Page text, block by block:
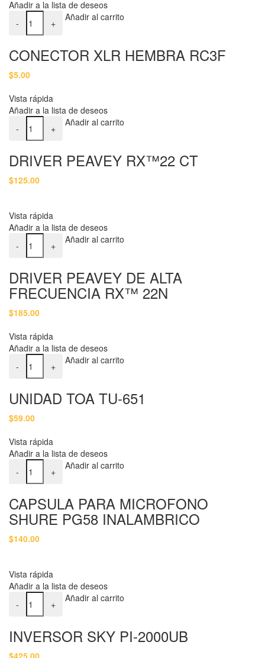
Añadir a la lista de deseos
-
CONECTOR XLR HEMBRA RC3F cantidad
+
Añadir al carrito
CONECTOR XLR HEMBRA RC3F
$5.00
Vista rápida
Añadir a la lista de deseos
-
DRIVER PEAVEY RX™22 CT cantidad
+
Añadir al carrito
DRIVER PEAVEY RX™22 CT
$125.00
Vista rápida
Añadir a la lista de deseos
-
DRIVER PEAVEY DE ALTA FRECUENCIA RX™ 22N cantidad
+
Añadir al carrito
DRIVER PEAVEY DE ALTA
FRECUENCIA RX™ 22N
$185.00
Vista rápida
Añadir a la lista de deseos
-
UNIDAD TOA TU-651 cantidad
+
Añadir al carrito
UNIDAD TOA TU-651
$59.00
Vista rápida
Añadir a la lista de deseos
-
CAPSULA PARA MICROFONO SHURE PG58 INALAMBRICO
+
Añadir al carrito
CAPSULA PARA MICROFONO
SHURE PG58 INALAMBRICO
$140.00
Vista rápida
Añadir a la lista de deseos
-
INVERSOR SKY PI-2000UB cantidad
+
Añadir al carrito
INVERSOR SKY PI-2000UB
$425.00